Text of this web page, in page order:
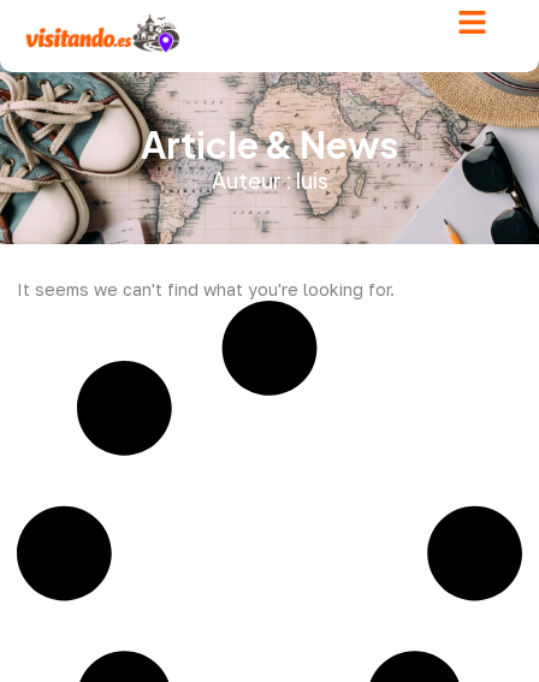
Article & News
Auteur :luis
It seems we can't find what you're looking for.